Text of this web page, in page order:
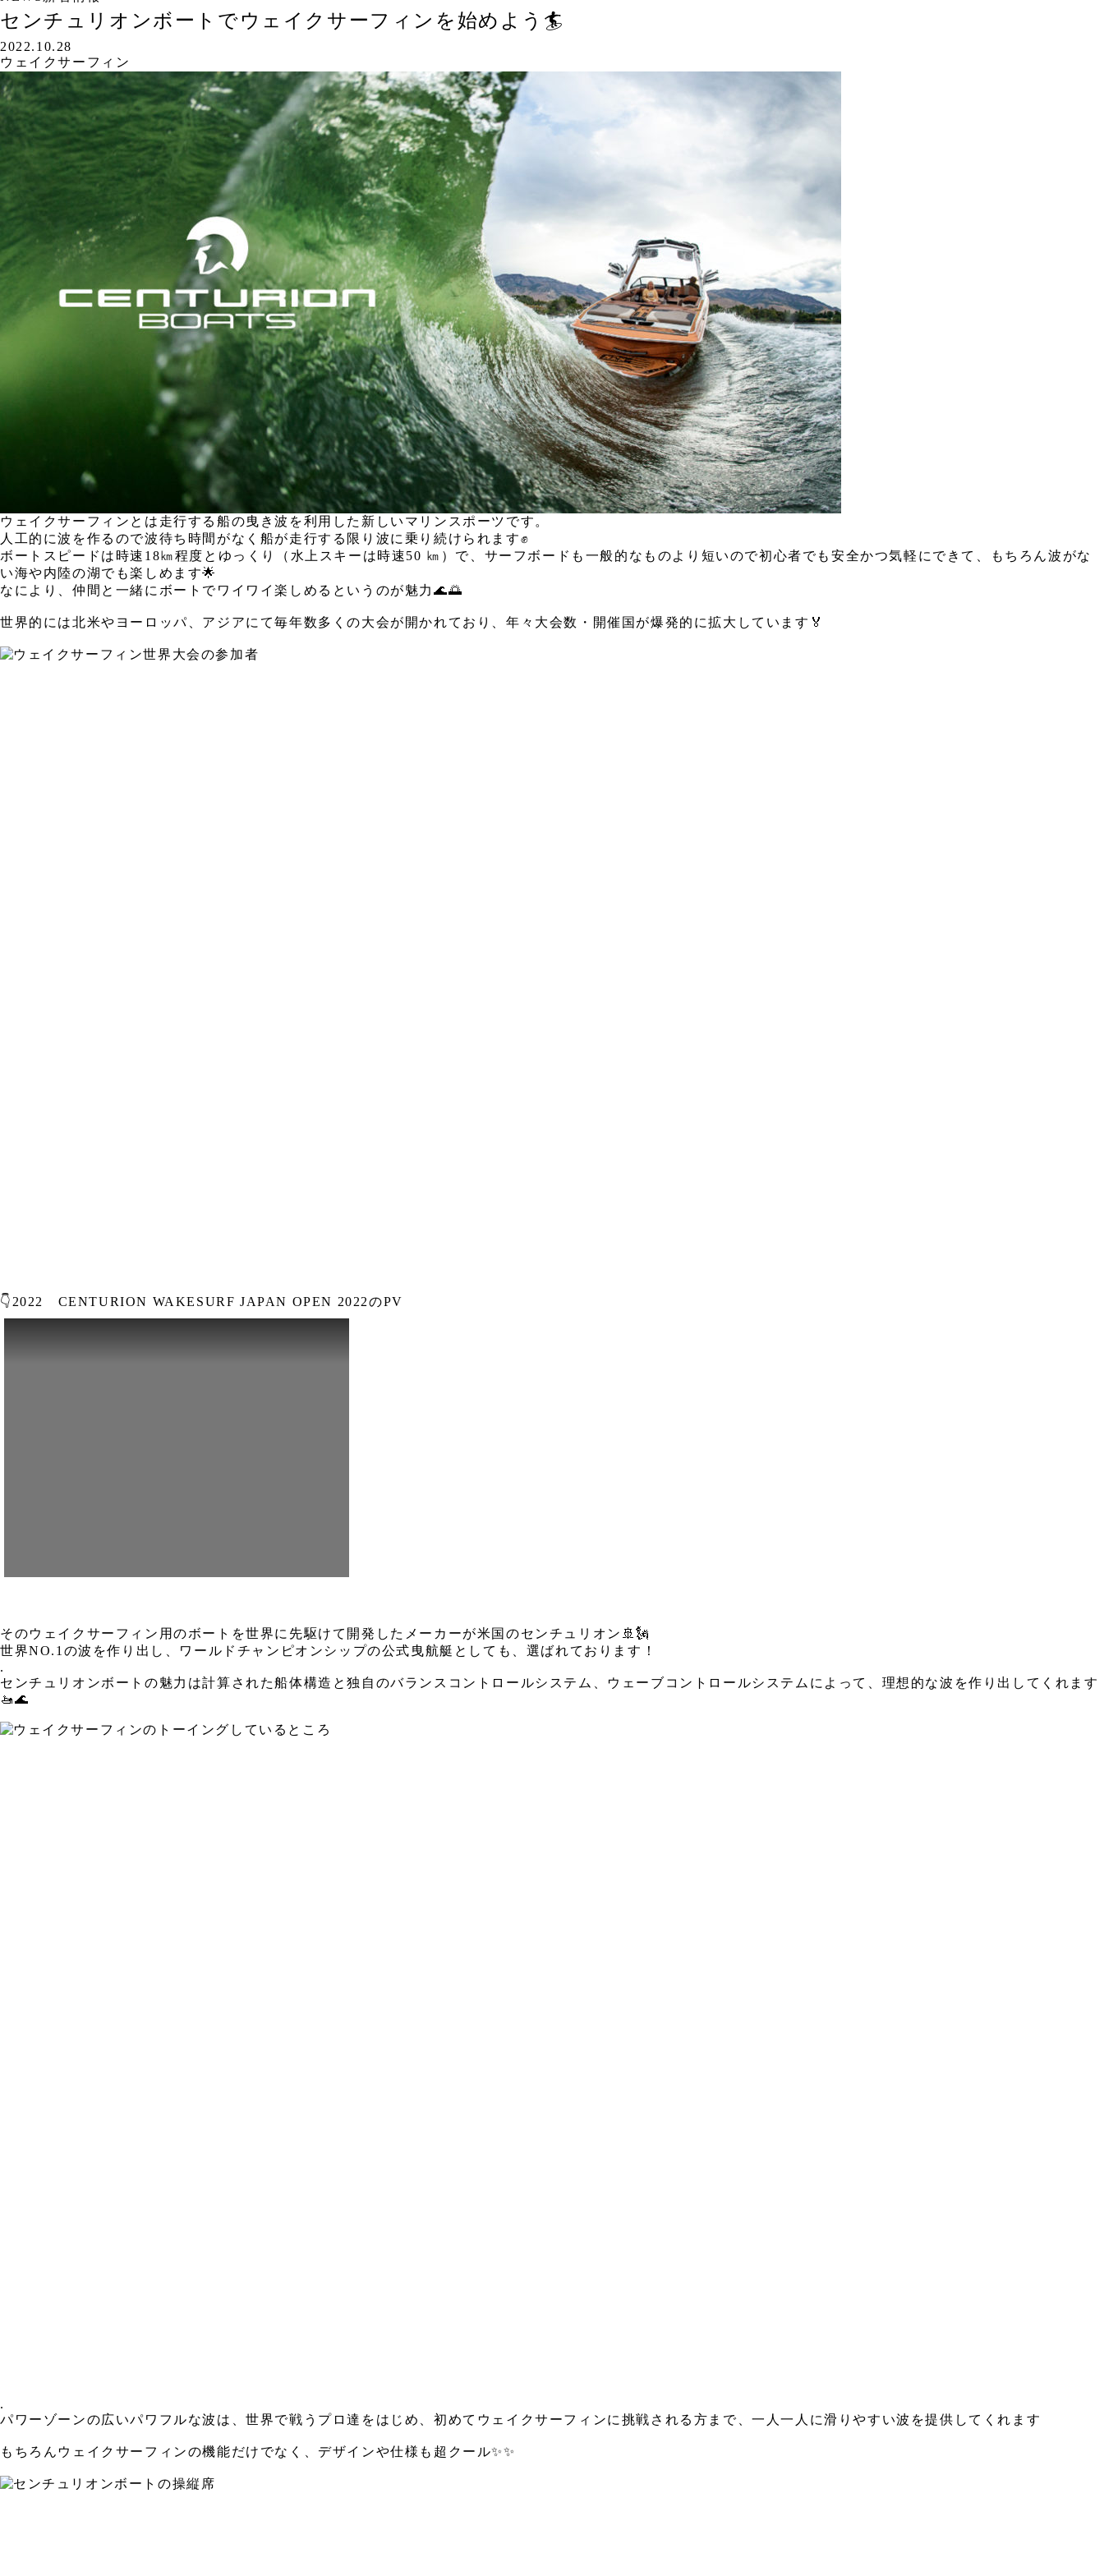
センチュリオンボートでウェイクサーフィンを始めよう🏄
2022.10.28
ウェイクサーフィン
ウェイクサーフィンとは走行する船の曳き波を利用した新しいマリンスポーツです。
人工的に波を作るので波待ち時間がなく船が走行する限り波に乗り続けられます✊
ボートスピードは時速18㎞程度とゆっくり（水上スキーは時速50 ㎞）で、サーフボードも一般的なものより短いので初心者でも安全かつ気軽にできて、もちろん波がな
い海や内陸の湖でも楽しめます🌟
なにより、仲間と一緒にボートでワイワイ楽しめるというのが魅力🌊🌅
世界的には北米やヨーロッパ、アジアにて毎年数多くの大会が開かれており、年々大会数・開催国が爆発的に拡大しています🏅
👇2022 CENTURION WAKESURF JAPAN OPEN 2022のPV
そのウェイクサーフィン用のボートを世界に先駆けて開発したメーカーが米国のセンチュリオン🚢🗽
世界NO.1の波を作り出し、ワールドチャンピオンシップの公式曳航艇としても、選ばれております！
.
センチュリオンボートの魅力は計算された船体構造と独自のバランスコントロールシステム、ウェーブコントロールシステムによって、理想的な波を作り出してくれます
🚤🌊
.
パワーゾーンの広いパワフルな波は、世界で戦うプロ達をはじめ、初めてウェイクサーフィンに挑戦される方まで、一人一人に滑りやすい波を提供してくれます
もちろんウェイクサーフィンの機能だけでなく、デザインや仕様も超クール✨✨